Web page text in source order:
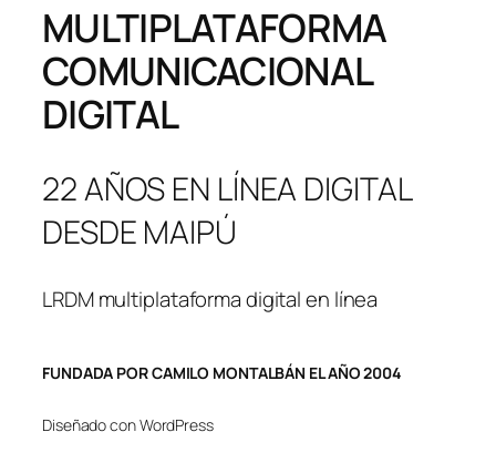
MULTIPLATAFORMA
COMUNICACIONAL
DIGITAL
22 AÑOS EN LÍNEA DIGITAL
DESDE MAIPÚ
LRDM multiplataforma digital en línea
FUNDADA POR CAMILO MONTALBÁN EL AÑO 2004
Diseñado con WordPress